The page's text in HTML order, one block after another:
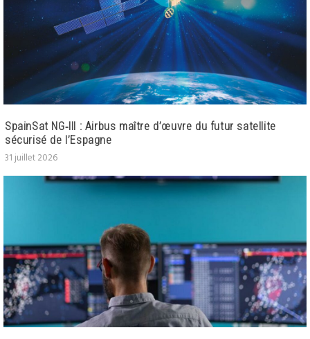
SpainSat NG‑III : Airbus maître d’œuvre du futur satellite
sécurisé de l’Espagne
31 juillet 2026